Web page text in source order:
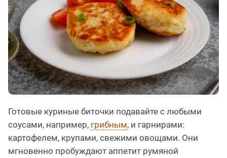
Готовые куриные биточки подавайте с любыми
соусами, например, грибным, и гарнирами:
картофелем, крупами, свежими овощами. Они
мгновенно пробуждают аппетит румяной